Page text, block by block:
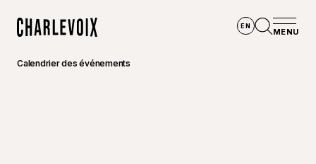
EN
MENU
Calendrier des événements